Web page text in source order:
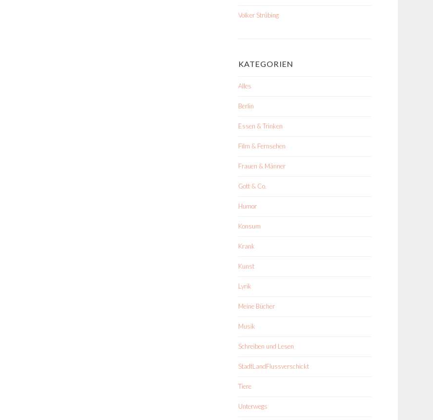
Volker Strübing
KATEGORIEN
Alles
Berlin
Essen & Trinken
Film & Fernsehen
Frauen & Männer
Gott & Co.
Humor
Konsum
Krank
Kunst
Lyrik
Meine Bücher
Musik
Schreiben und Lesen
StadtLandFlussverschickt
Tiere
Unterwegs